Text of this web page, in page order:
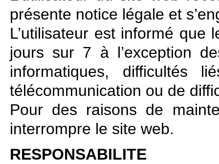
présente notice légale et
L’utilisateur est informé
jours sur 7 à l’exception
informatiques, difficultés
télécommunication ou de
Pour des raisons de
interrompre le site web.
RESPONSABILITE